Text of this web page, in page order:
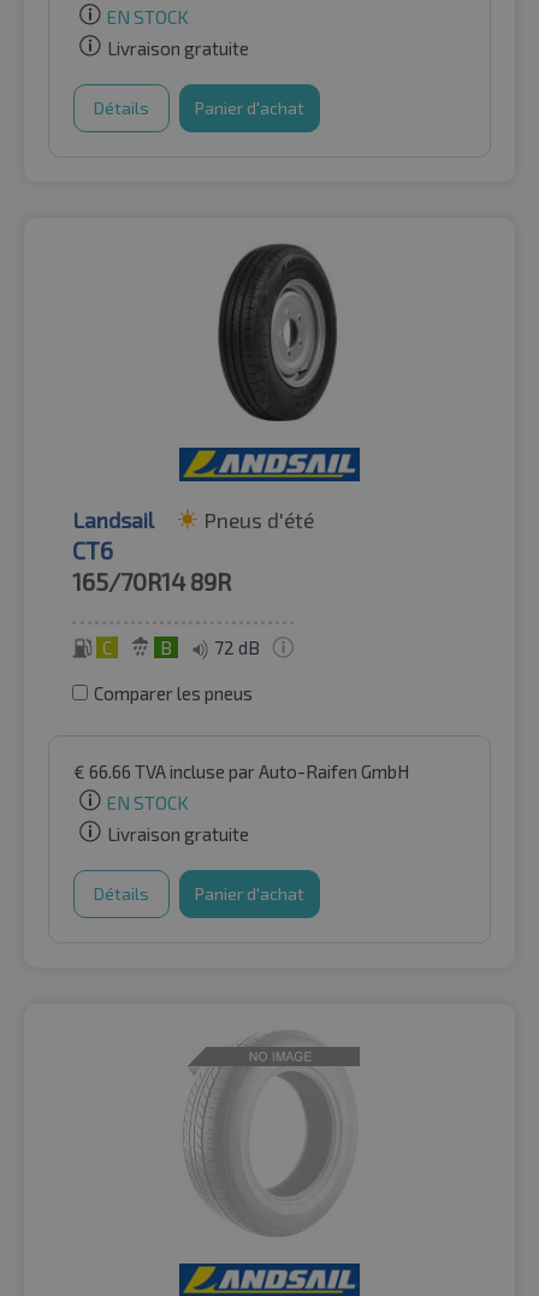
EN STOCK
Livraison gratuite
Détails Panier d'achat
Landsail Pneus d'été
CT6
165/70R14 89R
C B 72 dB
Comparer les pneus
€ 66.66 TVA incluse par Auto-Raifen GmbH
EN STOCK
Livraison gratuite
Détails Panier d'achat